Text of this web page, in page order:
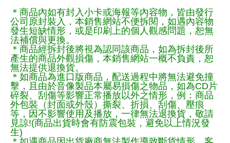
＊商品內如有封入小卡或海報等內容物，皆由發行
公司原封裝入，本銷售網站不便拆閱，如遇內容物
發生短缺情形，或是印刷上的個人觀感問題，恕無
法補償與更換。
＊商品經拆封後將視為認同該商品，如為拆封後所
產生的商品外觀損傷，本銷售網站一概不負責，恕
無法提供退換貨。
＊如商品為進口版商品，配送過程中將無法避免撞
擊，且由於音像製品本屬易損傷之物品，如為CD片
碎裂、刮傷等影響正常播放以外之情形，例：商品
外包裝（封面或外殼）撕裂、折損、刮傷、壓痕
等，因不影響使用及播放，一律無法退換貨，敬請
見諒!(商品出貨時會有防震包裝，避免以上情況發
生)